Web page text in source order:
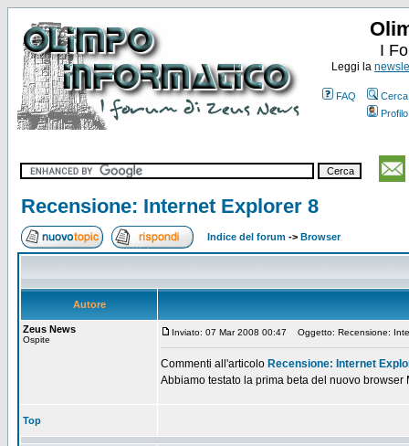
I
Leggi la
FAQ
Cerca
Profilo
Recensione: Internet Explorer 8
Indice del forum -> Browser
Autore
Zeus News
Ospite
Inviato: 07 Mar 2008 00:47 Oggetto: Recensione:
Commenti all'articolo Recensione: Internet
Abbiamo testato la prima beta del nuovo
Top